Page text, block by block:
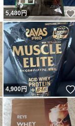
いいね！
5,480円
いいね！
4,900円